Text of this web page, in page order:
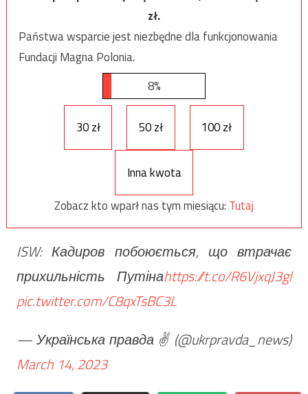
zł.
Państwa wsparcie jest niezbędne dla funkcjonowania
Fundacji Magna Polonia.
8%
30 zł 50 zł 100 zł
Inna kwota
Zobacz kto wparł nas tym miesiącu: Tutaj
ISW: Кадиров побоюється, що втрачає
прихильність Путінаhttps://t.co/R6VjxqJ3gl
pic.twitter.com/C8qxTsBC3L
— Українська правда ✌️ (@ukrpravda_news)
March 14, 2023